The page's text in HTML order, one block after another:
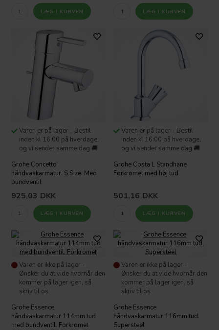
Varen er på lager - Bestil
inden kl 16:00 på hverdage,
og vi sender samme dag 🚚
Grohe Concetto
håndvaskarmatur. S Size. Med
bundventil
925,03 DKK
Varen er på lager - Bestil
inden kl 16:00 på hverdage,
og vi sender samme dag 🚚
Grohe Costa L Standhane
Forkromet med høj tud
501,16 DKK
Varen er ikke på lager -
Ønsker du at vide hvornår den
kommer på lager igen, så
skriv til os
Grohe Essence
håndvaskarmatur 114mm tud
med bundventil. Forkromet
Varen er ikke på lager -
Ønsker du at vide hvornår den
kommer på lager igen, så
skriv til os
Grohe Essence
håndvaskarmatur 116mm tud.
Supersteel